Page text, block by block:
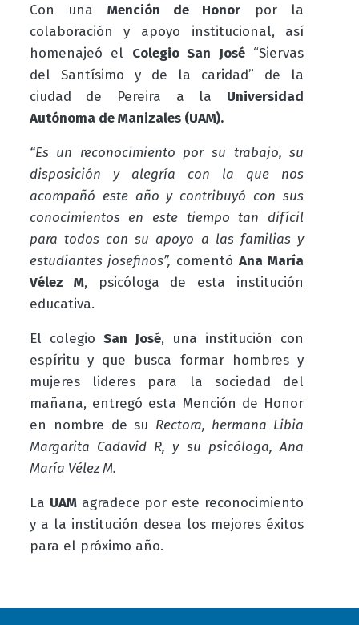
Con una Mención de Honor por la
colaboración y apoyo institucional, así
homenajeó el Colegio San José“Siervas
del Santísimo y de la caridad” de la
ciudad de Pereira a la Universidad
Autónoma de Manizales (UAM).
“Es un reconocimiento por su trabajo, su
disposición y alegría con la que nos
acompañó este año y contribuyó con sus
conocimientos en este tiempo tan difícil
para todos con su apoyo a las familias y
estudiantes josefinos”, comentóAna María
Vélez M, psicóloga de esta institución
educativa.
El colegio San José, una institución con
espíritu y que busca formar hombres y
mujeres lideres para la sociedad del
mañana, entregó esta Mención de Honor
en nombre de su Rectora, hermana Libia
Margarita Cadavid R, y su psicóloga, Ana
María Vélez M.
La UAMagradece por este reconocimiento
y a la institución desea los mejores éxitos
para el próximo año.